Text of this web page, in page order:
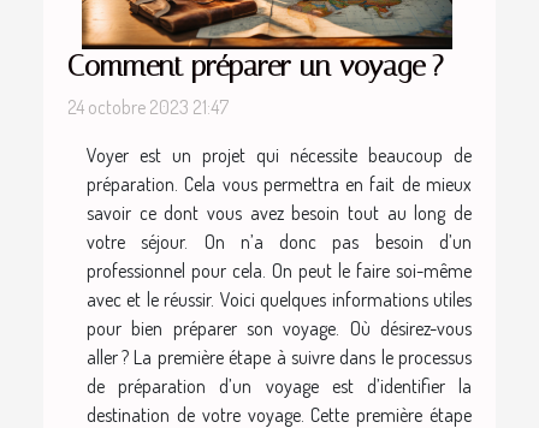
Comment préparer un voyage ?
24 octobre 2023 21:47
Voyer est un projet qui nécessite beaucoup de
préparation. Cela vous permettra en fait de mieux
savoir ce dont vous avez besoin tout au long de
votre séjour. On n’a donc pas besoin d’un
professionnel pour cela. On peut le faire soi-même
avec et le réussir. Voici quelques informations utiles
pour bien préparer son voyage. Où désirez-vous
aller ? La première étape à suivre dans le processus
de préparation d’un voyage est d’identifier la
destination de votre voyage. Cette première étape